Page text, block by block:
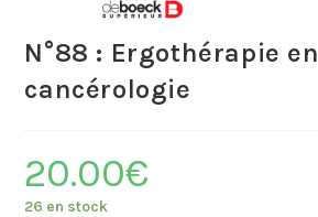
N°88 : Ergothérapie en
cancérologie
20.00€
26 en stock